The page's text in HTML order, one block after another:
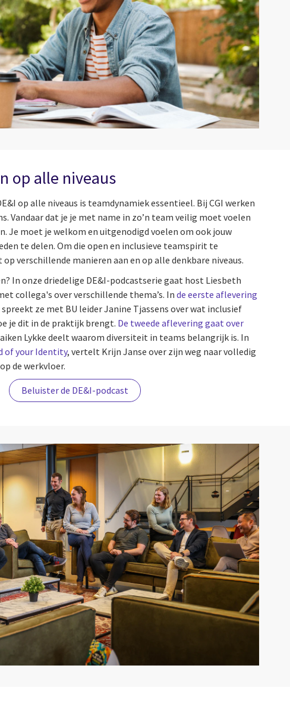
op alle niveaus
op alle niveaus is teamdynamiek essentieel. Bij CGI werken
Vandaar dat je je met name in zo’n team veilig moet voelen
Je moet je welkom en uitgenodigd voelen om ook jouw
te delen. Om die open en inclusieve teamspirit te
verschillende manieren aan en op alle denkbare niveaus.
In onze driedelige DE&I-podcastserie gaat host Liesbeth
collega's over verschillende thema’s. In de eerste aflevering
spreekt ze met BU leider Janine Tjassens over wat inclusief
je dit in de praktijk brengt. De tweede aflevering gaat over
Lykke deelt waarom diversiteit in teams belangrijk is. In
of your Identity, vertelt Krijn Janse over zijn weg naar volledig
de werkvloer.
Beluister de DE&I-podcast